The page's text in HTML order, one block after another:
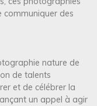
communiquer des
nature de
de talents
et de célébrer la
un appel à agir